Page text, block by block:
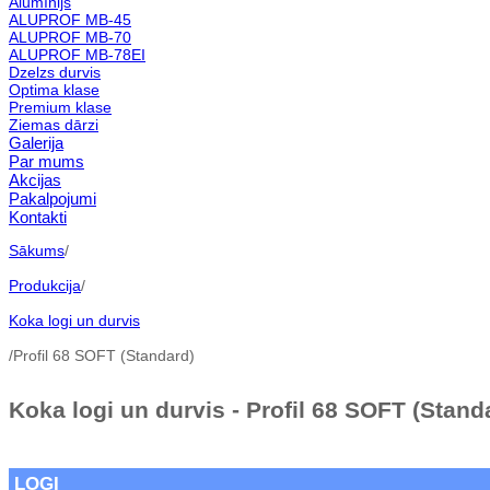
ALUPROF MB-45
ALUPROF MB-70
ALUPROF MB-78EI
Dzelzs durvis
Optima klase
Premium klase
Ziemas dārzi
Galerija
Par mums
Akcijas
Pakalpojumi
Kontakti
Sākums/
Produkcija/
Koka logi un durvis
/Profil 68 SOFT (Standard)
Koka logi un durvis - Profil 68 SOFT
LOGI